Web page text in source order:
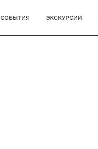
СОБЫТИЯ ЭКСКУРСИИ